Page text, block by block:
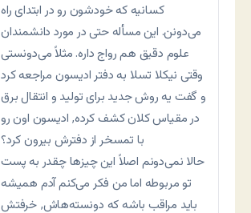
کسانیه که خودشون رو در ابتدای راه
می‌دونن. این مسأله حتی در مورد دانشمندان
علوم دقیق هم رواج داره. مثلاً می‌دونستی
وقتی نیکلا تسلا به دفتر ادیسون مراجعه کرد
و گفت یه روش جدید برای تولید و انتقال برق
در مقیاس کلان کشف کرده٬ ادیسون اون رو
با تمسخر از دفترش بیرون کرد؟
حالا نمی‌دونم اصلاً این چیزها چقدر به پست
تو مربوطه اما من فکر می‌کنم آدم همیشه
باید مراقب باشه که دونسته‌هاش٬ خرفتش